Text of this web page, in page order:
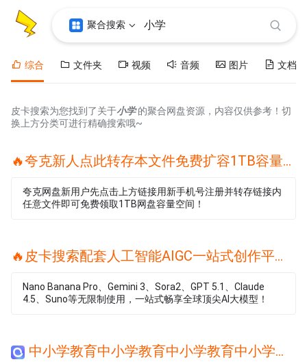
聚合搜索
综合 文件夹 视频 音频 图片 文档
皮卡搜索为您找到了关于小学的聚合网盘资源，内容仅供参考！切
换上方分类可进行精确搜索哦~
🔥夸克新人点此转存本文件免费扩容1TB容量🔥
夸克网盘新用户先点击上方链接用新手机号注册并转存链接内
任意文件即可免费领取1TB网盘容量空间！
🔥皮卡搜索配套人工智能AIGC一站式创作平台🔥
Nano Banana Pro、Gemini 3、Sora2、GPT 5.1、Claude
4.5、Suno等无限制使用，一站式畅享全球顶尖AI大模型！
中小学教育中小学教育中小学教育中小学教育中小学教育中小学教育中小学教育中小学教育中小学教育中小学教育中小学教育中小学教育